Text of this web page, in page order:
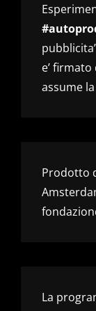
e’
assume
Prodotto
La